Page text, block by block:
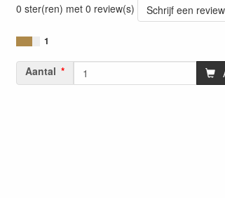
0 ster(ren) met 0 review(s)
Schrijf een review
1
Aantal